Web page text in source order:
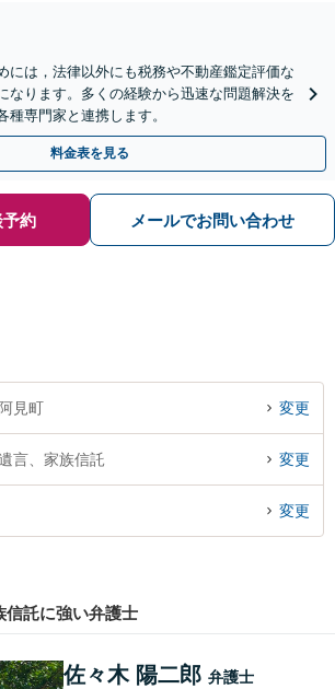
には，法律以外にも税務や不動産鑑定評価な
なります。多くの経験から迅速な問題解決を
種専門家と連携します。
料金表を見る
約 メールでお問い合わせ
見町 変更
言、家族信託 変更
変更
信託に強い弁護士
佐々木 陽二郎 弁護士